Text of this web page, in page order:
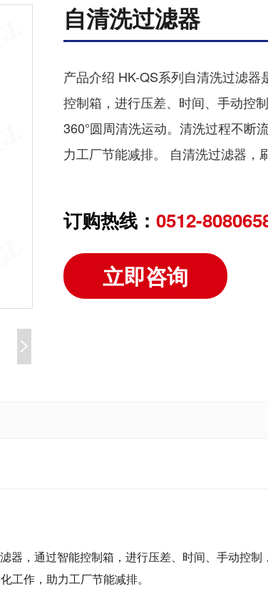
自清洗过滤器
产品介绍 HK-QS系列自清洗过滤
控制箱，进行压差、时间、手动控
360°圆周清洗运动。清洗过程不断
力工厂节能减排。 自清洗过滤器，
订购热线： 0512-
立即咨询
，通过智能控制箱，进行压差、时间、手动控
工作，助力工厂节能减排。